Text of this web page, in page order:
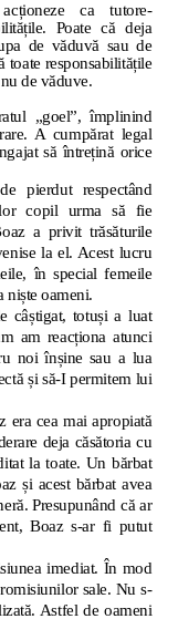
ca tutore-
Poate că deja
de văduvă sau de
toate responsabilitățile
de văduve.
„goel”, împlinind
A cumpărat legal
să întrețină orice
pierdut respectând
copil urma să fie
a privit trăsăturile
la el. Acest lucru
în special femeile
niște oameni.
câștigat, totuși a luat
am reacționa atunci
noi înșine sau a lua
și să-I permitem lui
era cea mai apropiată
deja căsătoria cu
la toate. Un bărbat
și acest bărbat avea
Presupunând că ar
Boaz s-ar fi putut
imediat. În mod
sale. Nu s-
Astfel de oameni